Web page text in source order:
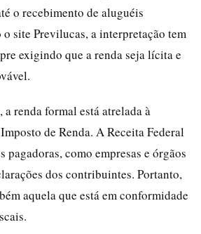
o recebimento de aluguéis
site Previlucas, a interpretação tem
exigindo que a renda seja lícita e
renda formal está atrelada à
de Renda. A Receita Federal
pagadoras, como empresas e órgãos
dos contribuintes. Portanto,
aquela que está em conformidade